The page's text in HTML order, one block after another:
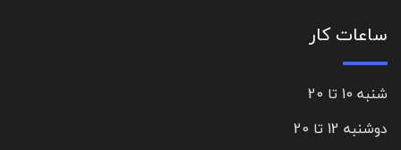
ساعات کار
شنبه 10 تا 20
دوشنبه 12 تا 20